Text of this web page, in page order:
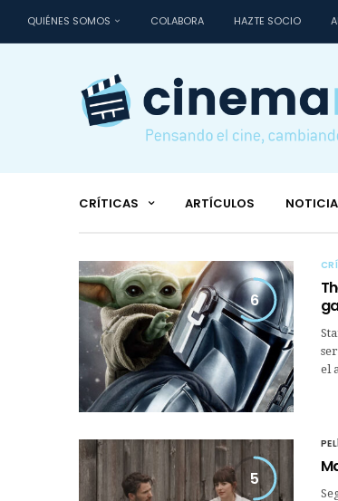
QUIÉNES SOMOS COLABORA HAZTE SOCIO
CRÍTICAS ARTÍCULOS
6
el
5